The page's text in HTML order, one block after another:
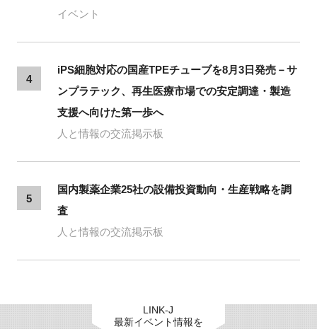
イベント
4
iPS細胞対応の国産TPEチューブを8月3日発売－サ
ンプラテック、再生医療市場での安定調達・製造
支援へ向けた第一歩へ
人と情報の交流掲示板
5
国内製薬企業25社の設備投資動向・生産戦略を調
査
人と情報の交流掲示板
LINK-J
最新イベント情報を